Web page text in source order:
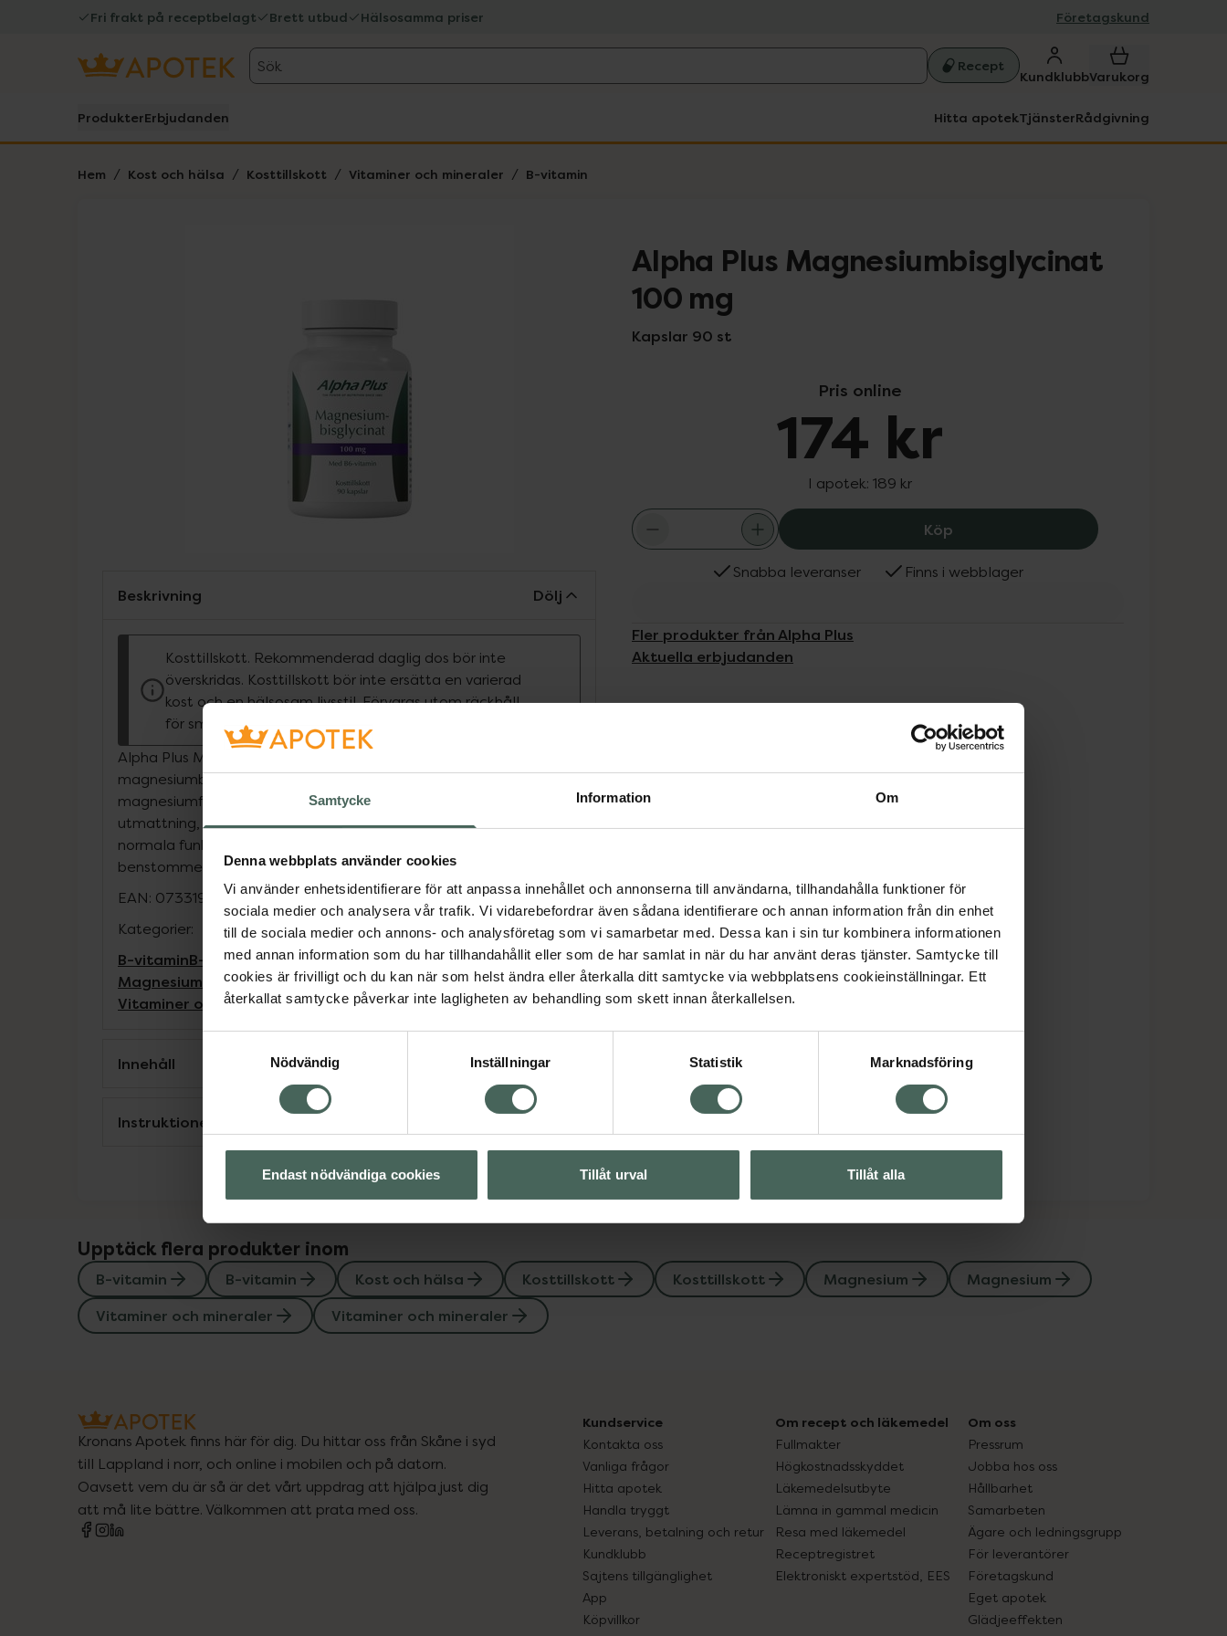
Samtycke Information Om
Denna webbplats använder cookies
Vi använder enhetsidentifierare för att anpassa innehållet och annonserna till användarna, tillhandahålla funktioner för
sociala medier och analysera vår trafik. Vi vidarebefordrar även sådana identifierare och annan information från din enhet
till de sociala medier och annons- och analysföretag som vi samarbetar med. Dessa kan i sin tur kombinera informationen
med annan information som du har tillhandahållit eller som de har samlat in när du har använt deras tjänster. Samtycke till
cookies är frivilligt och du kan när som helst ändra eller återkalla ditt samtycke via webbplatsens cookieinställningar. Ett
återkallat samtycke påverkar inte lagligheten av behandling som skett innan återkallelsen.
Nödvändig
Inställningar Statistik Marknadsföring
Endast nödvändiga cookies Tillåt urval Tillåt alla
Fri frakt på receptbelagt Brett utbud Hälsosamma priser Företagskund
Sök Recept
KundklubbVarukorg
ProdukterErbjudanden Hitta apotekTjänsterRådgivning
Hem Kost och hälsa Kosttillskott Vitaminer och mineraler B-vitamin
Alpha Plus Magnesiumbisglycinat
100 mg
Kapslar 90 st
Pris online
174 kr
I apotek: 189 kr
Köp Alpha Plus Magnesiumbisglycinat
Snabba leveranser Finns i webblager
Fler produkter från Alpha Plus
Aktuella erbjudanden
Beskrivning Dölj
Kosttillskott. Rekommenderad daglig dos bör inte
överskridas. Kosttillskott bör inte ersätta en varierad
kost och en hälsosam livsstil. Förvaras utom räckhåll
för små barn.
Alpha Plus Magnesiumbisglycinat 100 mg innehåller rent
magnesiumbisglycinat och är inte buffrad med någon annan
magnesiumform. Magnesium bidrar till att minska trötthet och
utmattning, till normal energiomsättning och till nervsystemets
normala funktion. Det bidrar även till att bibehålla en normal
benstomme och normal muskelfunktion.
EAN: 07331985052108
Kategorier:
B-vitaminB-vitaminKost och hälsa KosttillskottKosttillskott
Magnesium MagnesiumVitaminer och mineraler
Vitaminer och mineraler
Innehåll Visa
Instruktioner
Upptäck flera produkter inom
B-vitamin B-vitamin Kost och hälsa Kosttillskott Kosttillskott Magnesium
Magnesium
Vitaminer och mineraler
Vitaminer och mineraler
Kronans Apotek finns här för dig. Du hittar oss från Skåne i syd
till Lappland i norr, och online i mobilen och på datorn.
Oavsett vem du är så är det vårt uppdrag att hjälpa just dig
att må lite bättre. Välkommen att prata med oss.
Kundservice
Kontakta oss
Vanliga frågor
Hitta apotek
Handla tryggt
Leverans, betalning och retur
Kundklubb
Sajtens tillgänglighet
App
Köpvillkor
Om recept och läkemedel
Fullmakter
Högkostnadsskyddet
Läkemedelsutbyte
Lämna in gammal medicin
Resa med läkemedel
Receptregistret
Elektroniskt expertstöd, EES
Om oss
Pressrum
Jobba hos oss
Hållbarhet
Samarbeten
Ägare och ledningsgrupp
För leverantörer
Företagskund
Eget apotek
Glädjeeffekten